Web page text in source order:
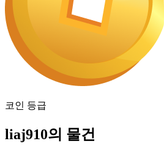
코인 등급
liaj910의 물건